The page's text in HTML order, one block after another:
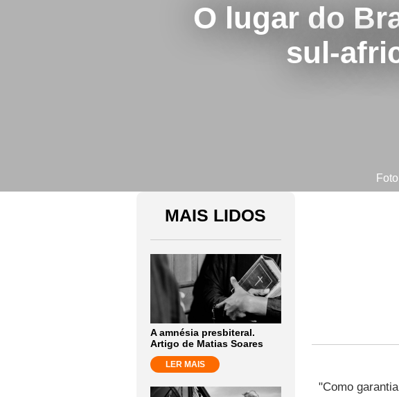
O lugar do
sul-
MAIS LIDOS
A amnésia presbiteral.
Artigo de Matias Soares
LER MAIS
"Como